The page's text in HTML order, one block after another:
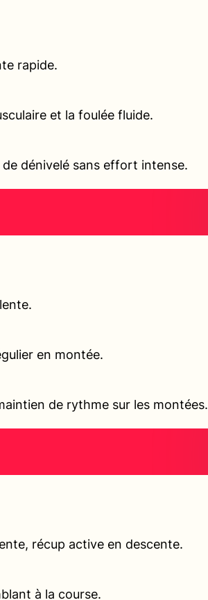
rapide.
et la foulée fluide.
dénivelé sans effort intense.
en montée.
de rythme sur les montées.
récup active en descente.
à la course.